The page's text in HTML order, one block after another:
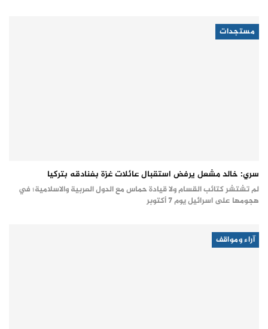
مستجدات
سري: خالد مشعل يرفض استقبال عائلات غزة بفنادقه بتركيا
لم تشتشر كتائب القسام ولا قيادة حماس مع الدول العربية والاسلامية؛ في
هجومها على اسرائيل يوم 7 أكتوبر
آراء ومواقف